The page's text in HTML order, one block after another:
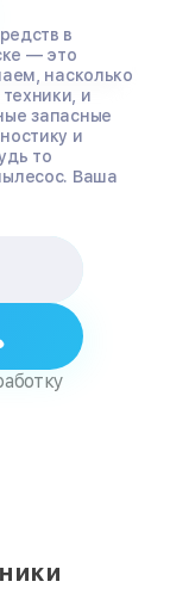
в
— это
насколько
и
запасные
и
то
Ваша